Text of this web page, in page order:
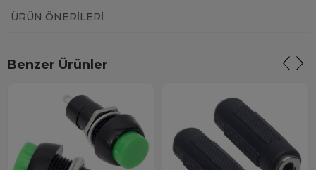
ÜRÜN ÖNERILERI
Benzer Ürünler